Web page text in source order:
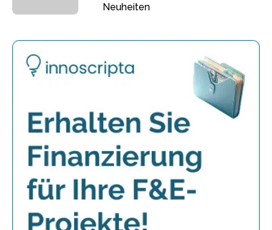
Neuheiten